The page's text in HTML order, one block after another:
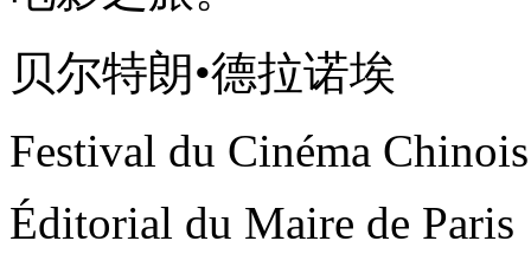
贝尔特朗•德拉诺埃
Festival du Cinéma
Éditorial du Maire de Paris